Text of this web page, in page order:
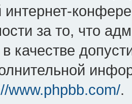
интернет-
за то, что
качестве
www.phpbb.com/.